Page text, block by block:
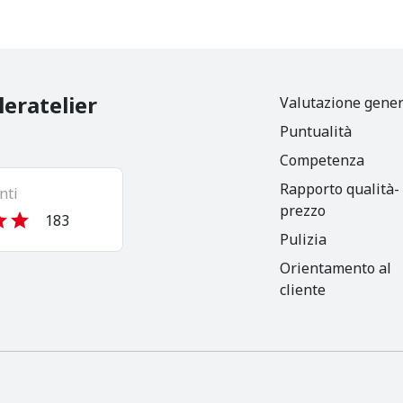
183
Valutazione
Puntualità
Competenza
Rapporto qualità-
prezzo
Pulizia
Orientamento al
cliente